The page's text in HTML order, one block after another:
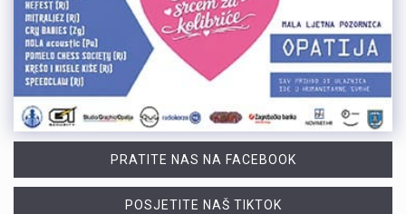
PRATITE NAS NA FACEBOOK
POSJETITE NAŠ TIKTOK